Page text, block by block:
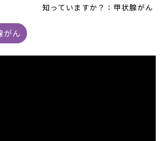
知っていますか？：甲状腺がん
がん